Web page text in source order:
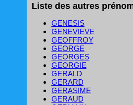
Liste des autres
GENESIS
GENEVIEVE
GEOFFROY
GEORGE
GEORGES
GEORGIE
GERALD
GERARD
GERASIME
GERAUD